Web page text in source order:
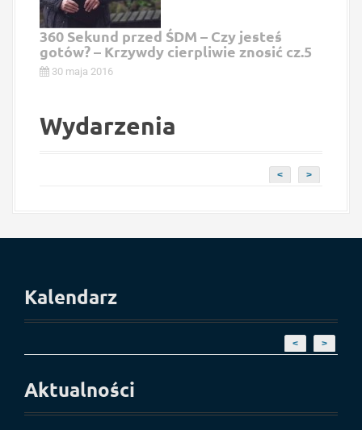
360 Sekund przed ŚDM – Czy jesteś
gotów? – Krzywdy cierpliwie znosić cz.5
30 maja 2016
Wydarzenia
< >
Kalendarz
< >
Aktualności